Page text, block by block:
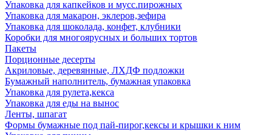
Упаковка для капкейков и мусс.пирожных
Упаковка для макарон, эклеров,зефира
Упаковка для шоколада, конфет, клубники
Коробки для многоярусных и больших тортов
Пакеты
Порционные десерты
Акриловые, деревянные, ЛХДФ подложки
Бумажный наполнитель, бумажная упаковка
Упаковка для рулета,кекса
Упаковка для еды на вынос
Ленты, шпагат
Формы бумажные под пай-пирог,кексы и крышки к ним